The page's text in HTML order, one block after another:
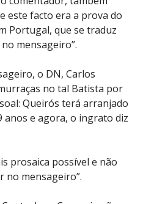
este facto era a prova do
Portugal, que se traduz
mensageiro”.
o DN, Carlos
no tal Batista por
Queirós terá arranjado
anos e agora, o ingrato diz
prosaica possível e não
no mensageiro”.